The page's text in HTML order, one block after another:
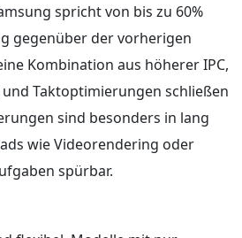
spricht von bis zu 60%
gegenüber der vorherigen
Kombination aus höherer IPC,
Taktoptimierungen schließen
sind besonders in lang
wie Videorendering oder
spürbar.